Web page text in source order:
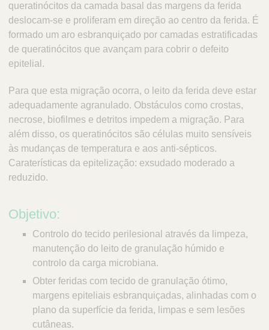
queratinócitos da camada basal das margens da ferida
deslocam-se e proliferam em direção ao centro da ferida. É
formado um aro esbranquiçado por camadas estratificadas
de queratinócitos que avançam para cobrir o defeito
epitelial.
Para que esta migração ocorra, o leito da ferida deve estar
adequadamente agranulado. Obstáculos como crostas,
necrose, biofilmes e detritos impedem a migração. Para
além disso, os queratinócitos são células muito sensíveis
às mudanças de temperatura e aos anti-sépticos.
Caraterísticas da epitelização: exsudado moderado a
reduzido.
Objetivo:
Controlo do tecido perilesional através da limpeza,
manutenção do leito de granulação húmido e
controlo da carga microbiana.
Obter feridas com tecido de granulação ótimo,
margens epiteliais esbranquiçadas, alinhadas com o
plano da superfície da ferida, limpas e sem lesões
cutâneas.